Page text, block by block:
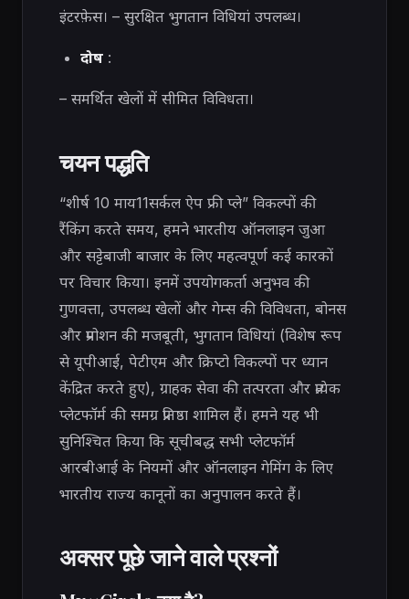
इंटरफ़ेस। – सुरक्षित भुगतान विधियां उपलब्ध।
दोष:
– समर्थित खेलों में सीमित विविधता।
चयन पद्धति
“शीर्ष 10 माय11सर्कल ऐप फ्री प्ले” विकल्पों की
रैंकिंग करते समय, हमने भारतीय ऑनलाइन जुआ
और सट्टेबाजी बाजार के लिए महत्वपूर्ण कई कारकों
पर विचार किया। इनमें उपयोगकर्ता अनुभव की
गुणवत्ता, उपलब्ध खेलों और गेम्स की विविधता, बोनस
और प्रमोशन की मजबूती, भुगतान विधियां (विशेष रूप
से यूपीआई, पेटीएम और क्रिप्टो विकल्पों पर ध्यान
केंद्रित करते हुए), ग्राहक सेवा की तत्परता और प्रत्येक
प्लेटफॉर्म की समग्र प्रतिष्ठा शामिल हैं। हमने यह भी
सुनिश्चित किया कि सूचीबद्ध सभी प्लेटफॉर्म
आरबीआई के नियमों और ऑनलाइन गेमिंग के लिए
भारतीय राज्य कानूनों का अनुपालन करते हैं।
अक्सर पूछे जाने वाले प्रश्नों